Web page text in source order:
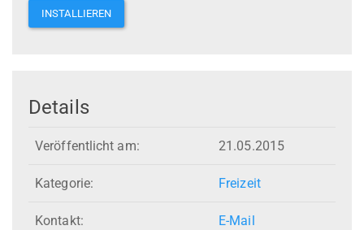
INSTALLIEREN
Details
Veröffentlicht am: 21.05.2015
Kategorie: Freizeit
Kontakt: E-Mail